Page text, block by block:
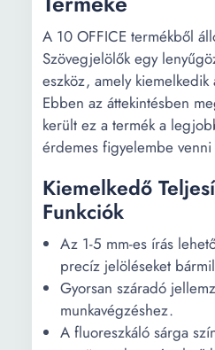
A 10 OFFICE termékből
Szövegjelölők egy
eszköz, amely kiemelkedik
Ebben az áttekintésben
került ez a termék a
érdemes figyelembe venni
Kiemelkedő
Funkciók
Az 1-5 mm-es írás
precíz jelöléseket
Gyorsan száradó
munkavégzéshez.
A fluoreszkáló sárga